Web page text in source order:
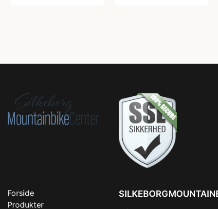
Forside
Produkter